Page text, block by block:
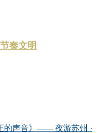
奏文明
的声音》—— 夜游苏州 ·